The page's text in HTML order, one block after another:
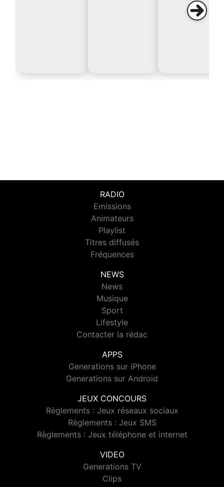
RADIO
Emissions
Animateurs
Playlist
Titres diffusés
Fréquences
NEWS
News
Musique
Sport
Lifestyle
Contacter la rédac
APPS
Generations sur iPhone
Generations sur Android
JEUX CONCOURS
Règlements : Jeux réseaux sociaux
Règlements : Jeux SMS
Règlements : Jeux téléphone et internet
VIDEO
Generations TV
Clips